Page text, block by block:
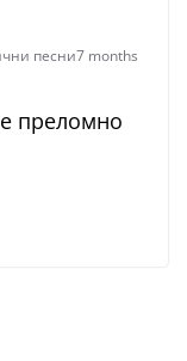
песни7 months
преломно